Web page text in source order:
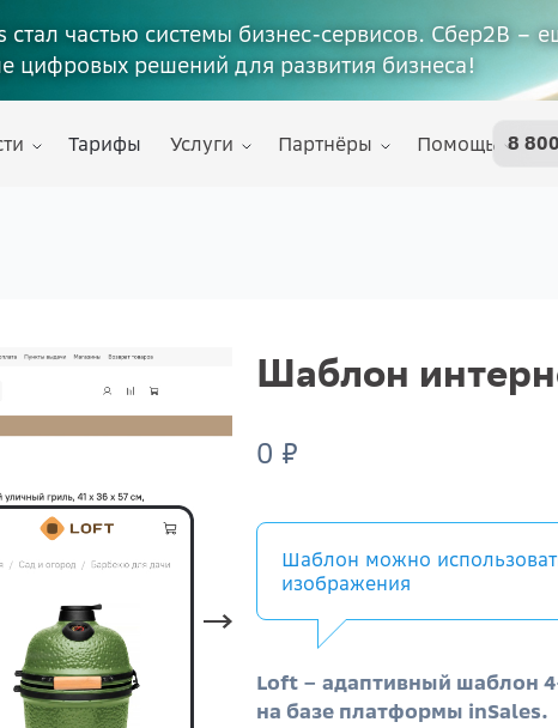
стал частью системы бизнес-сервисов. Сбер2В –
цифровых решений для развития бизнеса!
Тарифы Услуги Партнёры Помощь 8
Шаблон
0 ₽
Шаблон можно
изображения
Loft – адаптивный шаблон
на базе платформы inSales.